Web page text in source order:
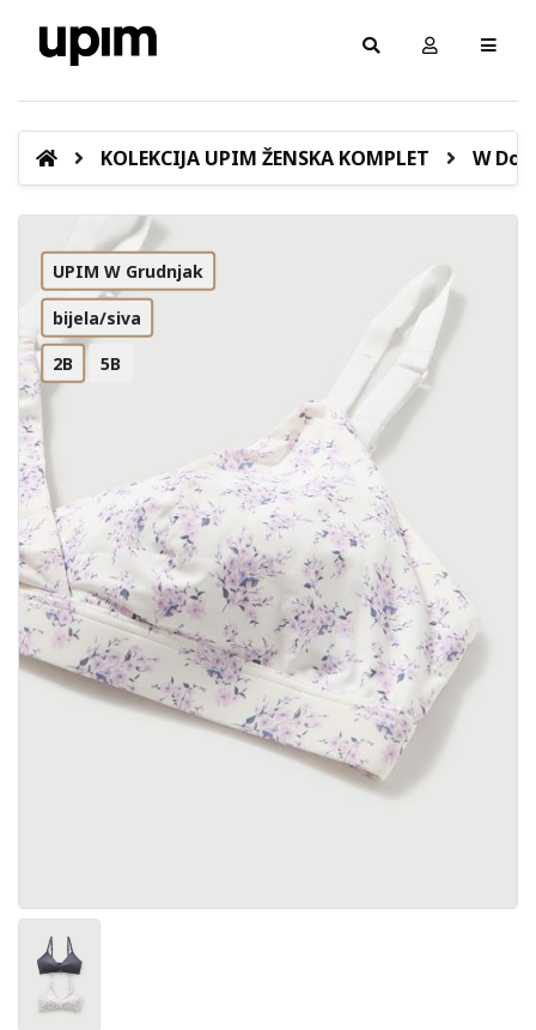
KOLEKCIJA UPIM ŽENSKA KOMPLET W
UPIM W Grudnjak
bijela/siva
2B 5B